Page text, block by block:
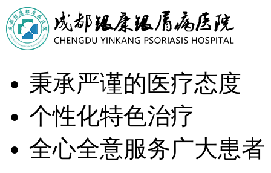
秉承严谨的医疗态度
个性化特色治疗
全心全意服务广大患者